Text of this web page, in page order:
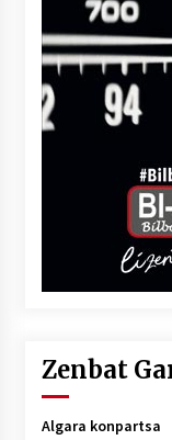
Zenbat
Algara konpartsa